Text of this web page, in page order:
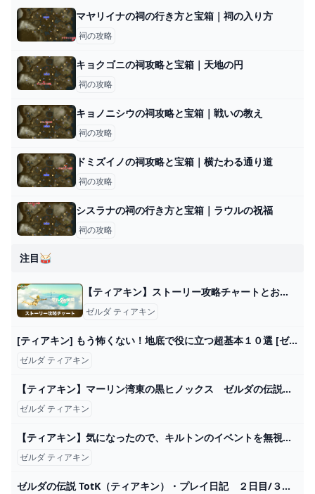
マヤリイナの祠の行き方と宝箱｜祠の入り方
祠の攻略
キョクゴニの祠攻略と宝箱｜天地の円
祠の攻略
キョノニシウの祠攻略と宝箱｜戦いの教え
祠の攻略
ドミズイノの祠攻略と宝箱｜横たわる通り道
祠の攻略
シスラナの祠の行き方と宝箱｜ラウルの祝福
祠の攻略
注目🥁
【ティアキン】ストーリー攻略チャートとおすすめ順番【ゼルダの伝説ティアーズオブザキングダム】 - アルテマ
ゼルダ ティアキン
[ティアキン] もう怖くない！地底で役に立つ超基本１０選 [ゼルダの伝説 ティアーズ オブ ザ キングダム] - YouTube
ゼルダ ティアキン
【ティアキン】マーリン湾東の黒ヒノックス ゼルダの伝説ティアーズ オブ ザ キングダム #ゼルダの伝説 #ティアキン #zelda #shorts - YouTube
ゼルダ ティアキン
【ティアキン】気になったので、キルトンのイベントを無視してマヨイを狩ってみた【ドリカラ】【ゼルダの伝説ティアーズオブザキングダムTotK字幕実況バグ検証】 - YouTube
ゼルダ ティアキン
ゼルダの伝説 TotK（ティアキン）・プレイ日記 ２日目/３日目 - ちょっとしたゲーム日記：楽天ブログ